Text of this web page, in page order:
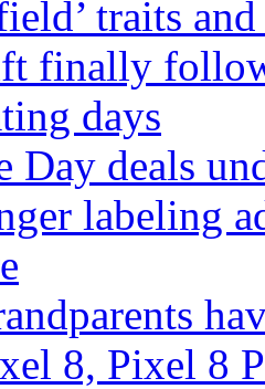
traits
finally
days
Day deals
labeling
8, Pixel 8